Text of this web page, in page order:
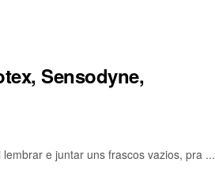
Sensodyne,
e juntar uns frascos vazios, pra ...